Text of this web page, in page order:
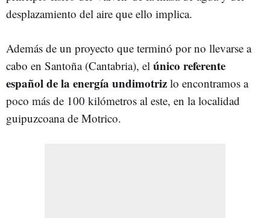
desplazamiento del aire que ello implica.
Además de un proyecto que terminó por no llevarse a
cabo en Santoña (Cantabria), el único referente
español de la energía undimotriz lo encontramos a
poco más de 100 kilómetros al este, en la localidad
guipuzcoana de Motrico.